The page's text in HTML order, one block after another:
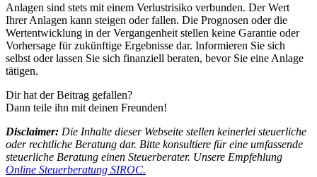
Anlagen sind stets mit einem Verlustrisiko verbunden. Der Wert
Ihrer Anlagen kann steigen oder fallen. Die Prognosen oder die
Wertentwicklung in der Vergangenheit stellen keine Garantie oder
Vorhersage für zukünftige Ergebnisse dar. Informieren Sie sich
selbst oder lassen Sie sich finanziell beraten, bevor Sie eine Anlage
tätigen.
Dir hat der Beitrag gefallen?
Dann teile ihn mit deinen Freunden!
Disclaimer: Die Inhalte dieser Webseite stellen keinerlei steuerliche
oder rechtliche Beratung dar. Bitte konsultiere für eine umfassende
steuerliche Beratung einen Steuerberater. Unsere Empfehlung
Online Steuerberatung SIROC.